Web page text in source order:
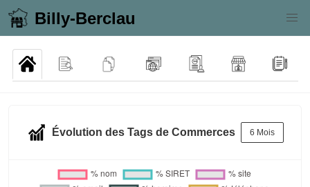
Billy-Berclau
Évolution des Tags de Commerces 6 Mois